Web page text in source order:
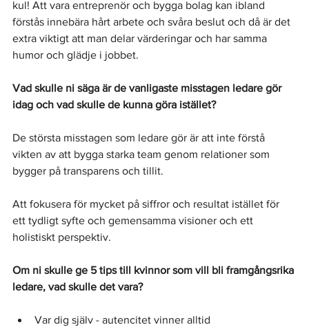
kul! Att vara entreprenör och bygga bolag kan ibland
förstås innebära hårt arbete och svåra beslut och då är det
extra viktigt att man delar värderingar och har samma
humor och glädje i jobbet.
Vad skulle ni säga är de vanligaste misstagen ledare gör
idag och vad skulle de kunna göra istället?
De största misstagen som ledare gör är att inte förstå
vikten av att bygga starka team genom relationer som
bygger på transparens och tillit.
Att fokusera för mycket på siffror och resultat istället för
ett tydligt syfte och gemensamma visioner och ett
holistiskt perspektiv.
Om ni skulle ge 5 tips till kvinnor som vill bli framgångsrika
ledare, vad skulle det vara?
Var dig själv - autencitet vinner alltid